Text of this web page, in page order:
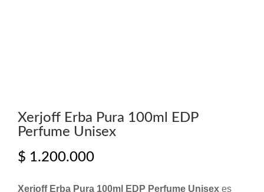
Xerjoff Erba Pura 100ml EDP
Perfume Unisex
$ 1.200.000
Xerjoff Erba Pura 100ml EDP Perfume Unisex es